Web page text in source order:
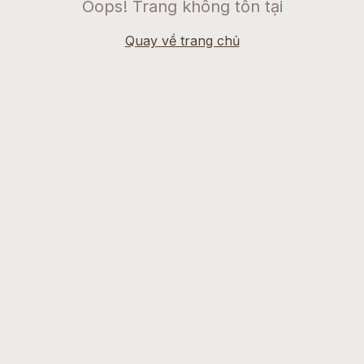
Oops! Trang không tồn tại
Quay về trang chủ